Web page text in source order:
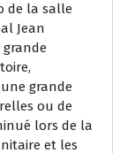
de la salle
Jean
grande
grande
ou de
lors de la
et les